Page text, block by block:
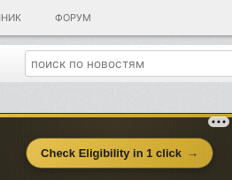
ФОРУМ